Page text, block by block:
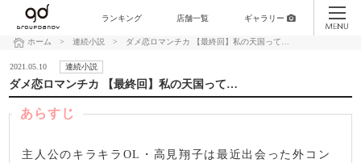
ランキング 店舗一覧 ギャラリー
ホーム > 連続小説 > ダメ恋ロマンチカ 【最終回】私の天国って…
2021.05.10 連続小説
ダメ恋ロマンチカ 【最終回】私の天国って…
あらすじ
主人公のキラキラOL・高見翔子は最近出会った外コン